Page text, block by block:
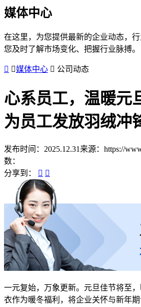
媒体中心
在这里，为您提供最新的企业动态，
您及时了解市场变化、把握行业脉搏。
媒体中心 公司动态
心系员工，温暖
为员工发放羽绒冲
发布时间：2025.12.31 来源：https://
数：
分享到：
一元复始，万象更新。元旦佳节将至
衣作为暖冬福利，将企业关怀与新年